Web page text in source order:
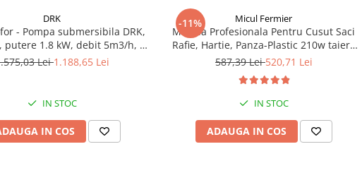
DRK
- Pompa submersibila DRK,
putere 1.8 kW, debit 5m3/h, 8
+ Vas de expansiune 100 L,
Lei1.188,65 Lei
IN STOC
IN COS
-11% Micul Fermier
Masina Profesionala Pentru Cusut Saci
Rafie, Hartie, Panza-Plastic 210w taiere
automata, Micul Fermier GF-1681
587,39 Lei520,71 Lei
IN STOC
ADAUGA IN COS